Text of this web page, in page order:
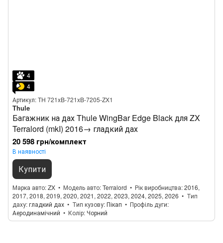
4
4
Артикул: TH 721xB-721xB-7205-ZX1
Thule
Багажник на дах Thule WingBar Edge Black для ZX
Terralord (mkI) 2016→ гладкий дах
20 598 грн/комплект
В наявності
Купити
Марка авто ZX Модель авто Terralord Рік виробництва 2016,
2017, 2018, 2019, 2020, 2021, 2022, 2023, 2024, 2025, 2026
Тип
даху гладкий дах Тип кузову Пікап
Профіль дуги
Аеродинамічний
Колір Чорний